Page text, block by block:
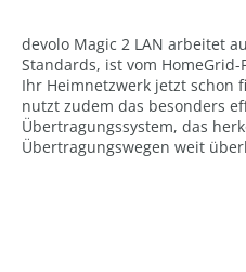
devolo Magic 2 LAN arbeitet
Standards, ist vom
Ihr Heimnetzwerk jetzt schon
nutzt zudem das besonders
Übertragungssystem, das
Übertragungswegen weit